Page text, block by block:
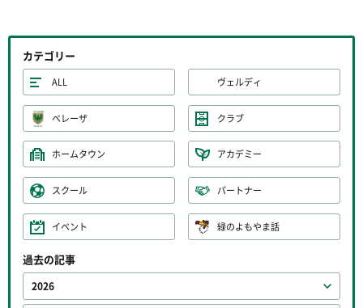
カテゴリー
ALL ヴェルディ
ベレーザ クラブ
ホームタウン アカデミー
スクール パートナー
イベント 緑のよもやま話
過去の記事
2026